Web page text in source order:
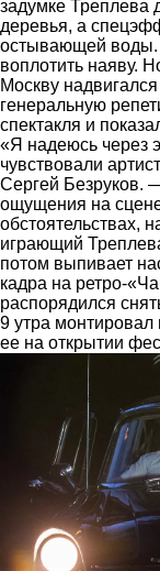
задумке Треплева
деревья, а
остывающей воды.
воплотить наяву.
Москву
генеральную
спектакля и
«Я надеюсь через
чувствовали
Сергей Безруков.
ощущения на
обстоятельствах,
играющий
потом выпивает
кадра на ретро-
распорядился
9 утра
ее на открытии